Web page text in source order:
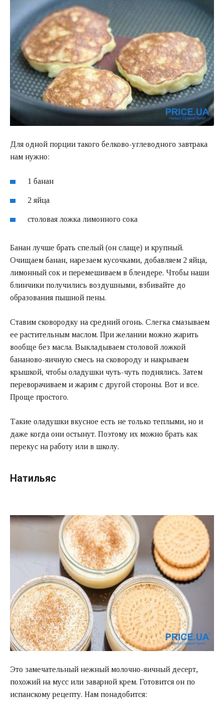
Для одной порции такого белково-углеводного завтрака
нам нужно:
1 банан
2 яйца
столовая ложка лимонного сока
Банан лучше брать спелый (он слаще) и крупный.
Очищаем банан, нарезаем кусочками, добавляем 2 яйца,
лимонный сок и перемешиваем в блендере. Чтобы наши
блинчики получились воздушными, взбивайте до
образования пышной пены.
Ставим сковородку на средний огонь. Слегка смазываем
ее растительным маслом. При желании можно жарить
вообще без масла. Выкладываем столовой ложкой
бананово-яичную смесь на сковороду и накрываем
крышкой, чтобы оладушки чуть-чуть поднялись. Затем
переворачиваем и жарим с другой стороны. Вот и все.
Проще простого.
Такие оладушки вкусное есть не только теплыми, но и
даже когда они остынут. Поэтому их можно брать как
перекус на работу или в школу.
Натильяс
Это замечательный нежный молочно-яичный десерт,
похожий на мусс или заварной крем. Готовится он по
испанскому рецепту. Нам понадобится: